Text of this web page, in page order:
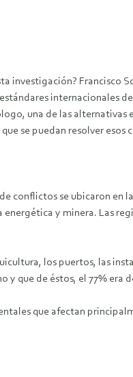
investigación? Francisco
internacionales
una de las alternativas
se puedan resolver esos
conflictos se ubicaron
y minera. Las
los puertos, las
y que de éstos, el 77% era
que afectan